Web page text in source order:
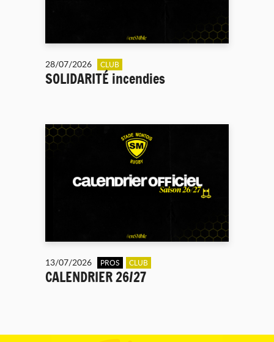
28/07/2026 CLUB
SOLIDARITÉ incendies
13/07/2026 PROS CLUB
CALENDRIER 26/27